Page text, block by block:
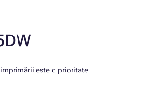
este o prioritate